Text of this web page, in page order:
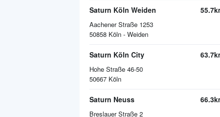
Saturn Köln Weiden
Aachener Straße 1253
50858 Köln - Weiden
Saturn Köln City
Hohe Straße 46-50
50667 Köln
Saturn Neuss
Breslauer Straße 2